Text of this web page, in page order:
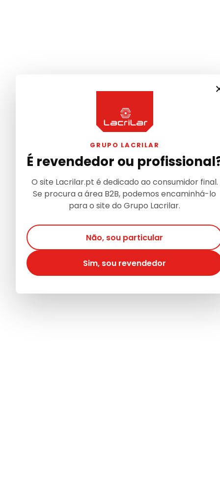
GRUPO LACRILAR
É revendedor ou
O site Lacrilar.pt é dedicado ao consumidor final.
Se procura a área B2B, podemos encaminhá-lo
para o site do Grupo Lacrilar.
Não, sou particular
Sim, sou revendedor